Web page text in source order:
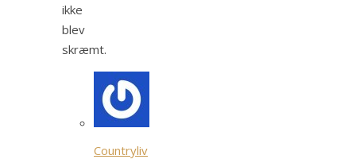
ikke
blev
skræmt.
Countryliv